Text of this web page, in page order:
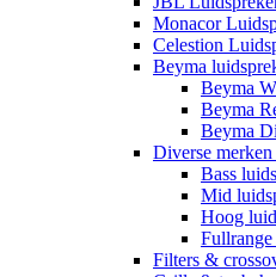
Monacor
Celestion
Beyma
Beyma
Beyma
Beyma
Diverse
Bass
Mid
Hoog
Filters &